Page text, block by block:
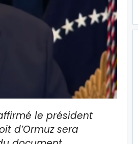
le président
d’Ormuz sera